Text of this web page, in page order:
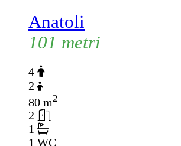
Anatoli
101 metri
4
2
80 m2
2
1
1 WC